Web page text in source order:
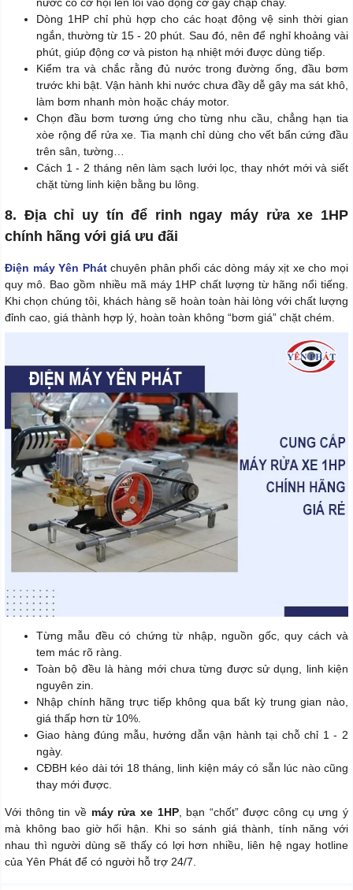
Dòng 1HP chỉ phù hợp cho các hoạt động vệ sinh thời gian
ngắn, thường từ 15 - 20 phút. Sau đó, nên để nghỉ khoảng vài
phút, giúp động cơ và piston hạ nhiệt mới được dùng tiếp.
Kiểm tra và chắc rằng đủ nước trong đường ống, đầu bơm
trước khi bật. Vận hành khi nước chưa đầy dễ gây ma sát khô,
làm bơm nhanh mòn hoặc cháy motor.
Chọn đầu bơm tương ứng cho từng nhu cầu, chẳng hạn tia
xòe rộng để rửa xe. Tia mạnh chỉ dùng cho vết bẩn cứng đầu
trên sân, tường…
Cách 1 - 2 tháng nên làm sạch lưới lọc, thay nhớt mới và siết
chặt từng linh kiện bằng bu lông.
8. Địa chỉ uy tín để rinh ngay máy rửa xe 1HP
chính hãng với giá ưu đãi
Điện máy Yên Phátchuyên phân phối các dòng máy xịt xe cho mọi
quy mô. Bao gồm nhiều mã máy 1HP chất lượng từ hãng nổi tiếng.
Khi chọn chúng tôi, khách hàng sẽ hoàn toàn hài lòng với chất lượng
đỉnh cao, giá thành hợp lý, hoàn toàn không “bơm giá” chặt chém.
Từng mẫu đều có chứng từ nhập, nguồn gốc, quy cách và
tem mác rõ ràng.
Toàn bộ đều là hàng mới chưa từng được sử dụng, linh kiện
nguyên zin.
Nhập chính hãng trực tiếp không qua bất kỳ trung gian nào,
giá thấp hơn từ 10%.
Giao hàng đúng mẫu, hướng dẫn vận hành tại chỗ chỉ 1 - 2
ngày.
CĐBH kéo dài tới 18 tháng, linh kiện máy có sẵn lúc nào cũng
thay mới được.
Với thông tin về máy rửa xe 1HP, bạn “chốt” được công cụ ưng ý
mà không bao giờ hối hận. Khi so sánh giá thành, tính năng với
nhau thì người dùng sẽ thấy có lợi hơn nhiều, liên hệ ngay hotline
của Yên Phát để có người hỗ trợ 24/7.